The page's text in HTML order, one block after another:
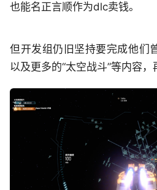
也能名正言顺作为dlc卖钱。
但开发组仍旧坚持要完成他们
以及更多的“太空战斗”等内容，